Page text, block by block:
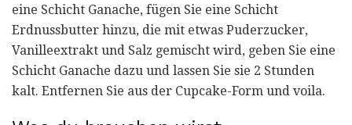
eine Schicht Ganache, fügen Sie eine Schicht
Erdnussbutter hinzu, die mit etwas Puderzucker,
Vanilleextrakt und Salz gemischt wird, geben Sie eine
Schicht Ganache dazu und lassen Sie sie 2 Stunden
kalt. Entfernen Sie aus der Cupcake-Form und voila.